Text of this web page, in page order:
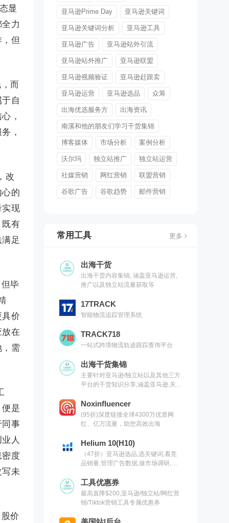
显
力
但
而
自
，
，
改
的
实现
既有
足
毕
价
在
，需
是
同事
人
度
未
价
亚马逊Prime Day 亚马逊关键词
亚马逊关键词分析 亚马逊工具
亚马逊广告 亚马逊站外引流
亚马逊站外推广 亚马逊联盟
亚马逊视频验证 亚马逊赶跟卖
亚马逊运营 亚马逊选品 众筹
出海优选服务方 出海资讯
南溪和他的朋友们学习干货集锦
博客媒体 市场分析 案例分析
沃尔玛 独立站推广 独立站运营
社媒营销 网红营销 联盟营销
谷歌广告 谷歌趋势 邮件营销
常用工具 更多
出海干货
出海干货内容集锦, 涵盖亚马逊运营,
推广以及独立站流量获取等
17TRACK
智能物流追踪管理系统
TRACK718
一站式跨境物流轨迹跟踪查询平台
出海干货集锦
主要针对亚马逊/独立站以及其他三方
平台的干货知识分享,涵盖亚马逊,关键
具以及出海干货集锦,欢迎关注
Noxinfluencer
(95折)深度链接全球4300万优质网
红、亿万流量，助您高效出海
Helium 10(H10)
（47折）亚马逊选品,选关键词,看竞
品销量,管理广告数据,做市场调研,有
工具优惠券
最高直降$200,亚马逊/独立站/网红营
销/Tiktok营销工具专属优惠券